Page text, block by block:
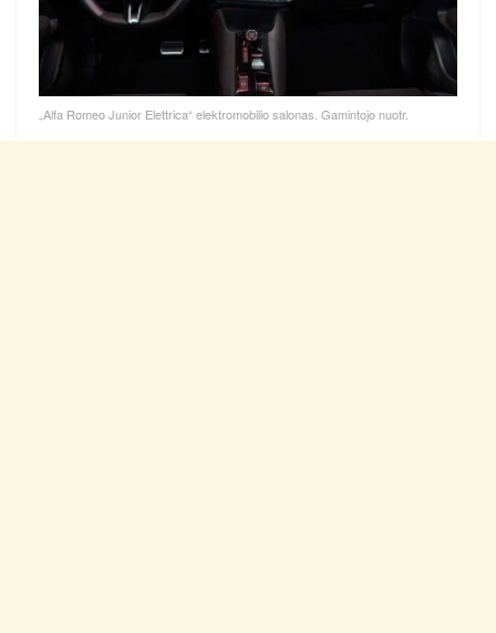
„Alfa Romeo Junior Elettrica“ elektromobilio salonas. Gamintojo nuotr.